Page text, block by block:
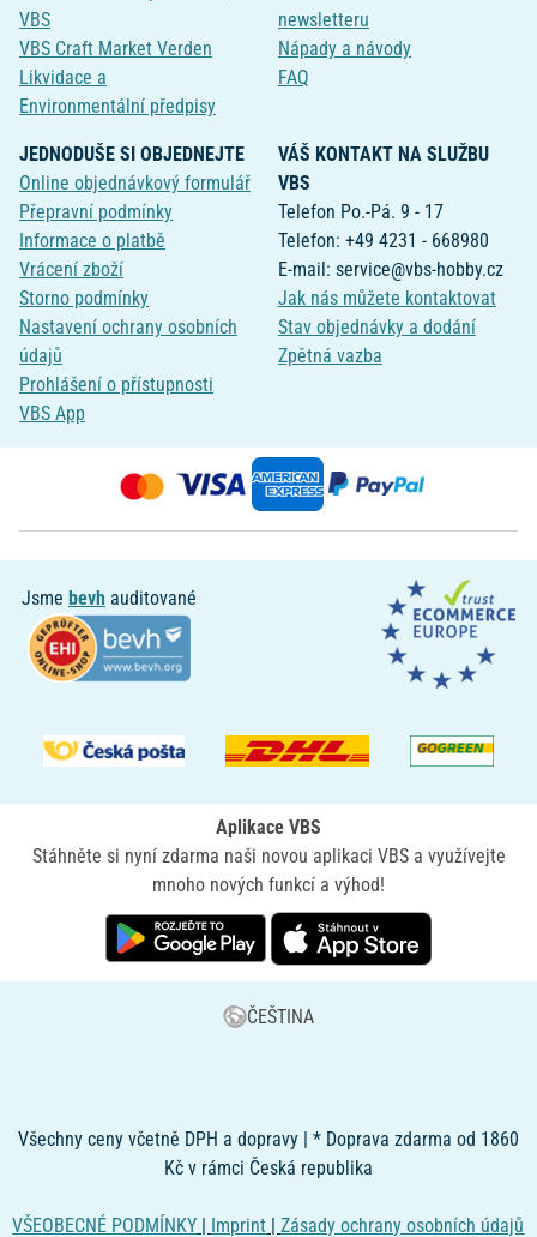
VBS
VBS Craft Market Verden
Likvidace a
Environmentální předpisy
newsletteru
Nápady a návody
FAQ
JEDNODUŠE SI OBJEDNEJTE
Online objednávkový formulář
Přepravní podmínky
Informace o platbě
Vrácení zboží
Storno podmínky
Nastavení ochrany osobních
údajů
Prohlášení o přístupnosti
VBS App
VÁŠ KONTAKT NA SLUŽBU
VBS
Telefon Po.-Pá. 9 - 17
Telefon: +49 4231 - 668980
E-mail: service@vbs-hobby.cz
Jak nás můžete kontaktovat
Stav objednávky a dodání
Zpětná vazba
Jsme bevh auditované
Aplikace VBS
Stáhněte si nyní zdarma naši novou aplikaci VBS a využívejte
mnoho nových funkcí a výhod!
ČEŠTINA
Všechny ceny včetně DPH a dopravy | * Doprava zdarma od 1860
Kč v rámci Česká republika
VŠEOBECNÉ PODMÍNKY Imprint |Zásady ochrany osobních údajů